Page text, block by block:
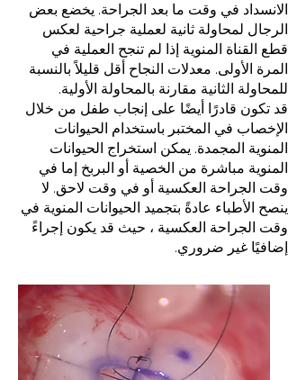
الانسداد في وقت ما بعد الجراحة. يخضع بعض
الرجال لمحاولة ثانية لعملية جراحية لعكس
قطع القناة المنوية إذا لم تنجح العملية في
المرة الأولى. معدلات النجاح أقل قليلاً بالنسبة
للمحاولة الثانية مقارنة بالمحاولة الأولية.
قد تكون قادرًا أيضًا على إنجاب طفل من خلال
الإخصاب في المختبر باستخدام الحيوانات
المنوية المجمدة. يمكن استخراج الحيوانات
المنوية مباشرة من الخصية أو البربخ إما في
وقت الجراحة العكسية أو في وقت لاحق. لا
ينصح الأطباء عادةً بتجميد الحيوانات المنوية في
وقت الجراحة العكسية ، حيث قد يكون إجراءً
إضافيًا غير ضروري.